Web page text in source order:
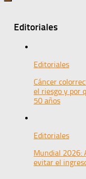
Editoriales
Editoriales
Cáncer
el riesgo y por
50 años
Editoriales
Mundial 2026:
evitar el